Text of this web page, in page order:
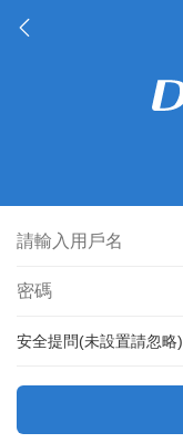
安全提問(未設置請忽略)